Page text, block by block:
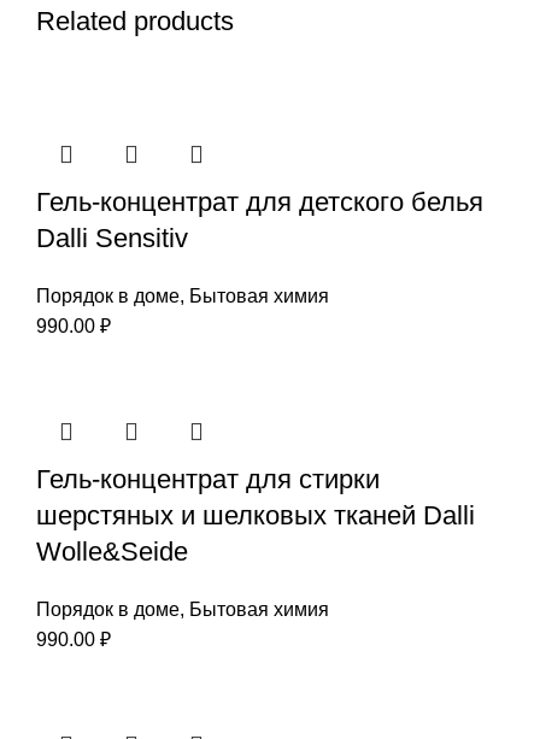
Related products
Гель-концентрат для детского белья
Dalli Sensitiv
Порядок в доме, Бытовая химия
990.00 ₽
Гель-концентрат для стирки
шерстяных и шелковых тканей Dalli
Wolle&Seide
Порядок в доме, Бытовая химия
990.00 ₽